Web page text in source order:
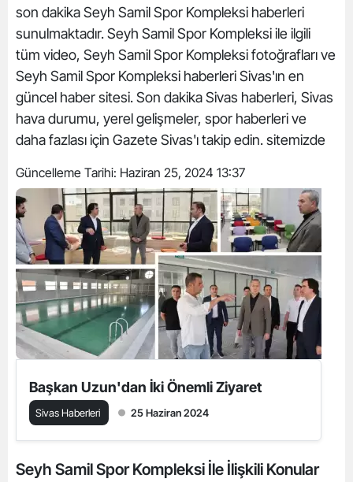
son dakika Seyh Samil Spor Kompleksi haberleri
sunulmaktadır. Seyh Samil Spor Kompleksi ile ilgili
tüm video, Seyh Samil Spor Kompleksi fotoğrafları ve
Seyh Samil Spor Kompleksi haberleri Sivas'ın en
güncel haber sitesi. Son dakika Sivas haberleri, Sivas
hava durumu, yerel gelişmeler, spor haberleri ve
daha fazlası için Gazete Sivas'ı takip edin. sitemizde
Güncelleme Tarihi: Haziran 25, 2024 13:37
Başkan Uzun'dan İki Önemli Ziyaret
Sivas Haberleri 25 Haziran 2024
Seyh Samil Spor Kompleksi İle İlişkili Konular